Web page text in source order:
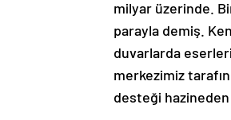
milyar üzerinde.
parayla demiş.
duvarlarda
merkezimiz
desteği hazineden